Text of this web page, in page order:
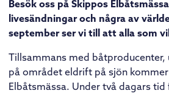
Besök oss på Skippos
livesändningar och några av
september ser vi till att alla som
Tillsammans med
på området eldrift på sjön
Elbåtsmässa. Under två dagars